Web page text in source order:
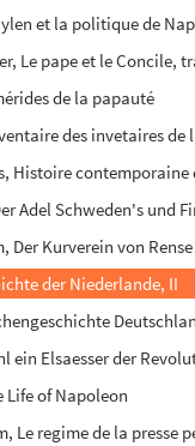
et la politique de
Le pape et le Concile,
de la papauté
des invetaires de
Histoire contemporaine
Adel Schweden's und
Der Kurverein von Rense
der Niederlande, II
ein Elsaesser der
Life of Napoleon
Le regime de la presse